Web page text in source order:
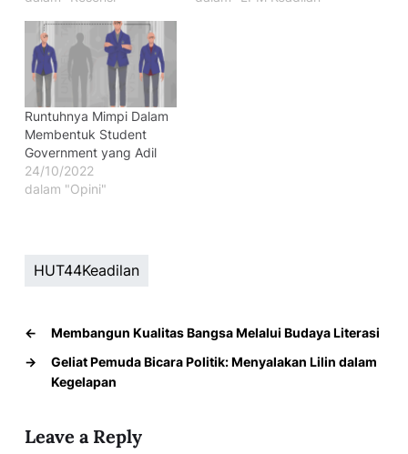
Runtuhnya Mimpi Dalam
Membentuk Student
Government yang Adil
24/10/2022
dalam "Opini"
HUT44Keadilan
←
Membangun Kualitas Bangsa Melalui Budaya Literasi
→
Geliat Pemuda Bicara Politik: Menyalakan Lilin dalam
Kegelapan
Leave a Reply